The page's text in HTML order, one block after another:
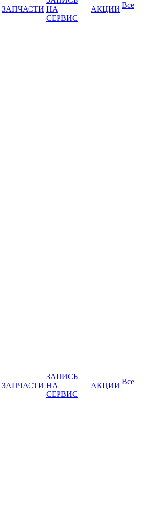
ЗАПЧАСТИ НА
СЕРВИС
АКЦИИ Все
ЗАПЧАСТИ
ЗАПИСЬ
НА
СЕРВИС
АКЦИИ Все